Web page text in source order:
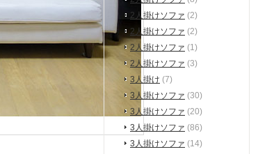
2人掛けソファ (2)
2人掛けソファ (2)
2人掛けソファ (1)
2人掛けソファ (3)
3人掛け (7)
3人掛けソファ (30)
3人掛けソファ (20)
3人掛けソファ (86)
3人掛けソファ (14)